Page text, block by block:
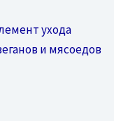
ухода
и мясоедов